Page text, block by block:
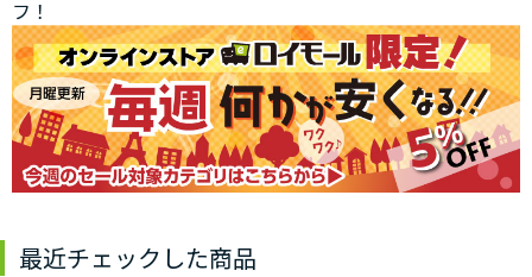
フ！
最近チェックした商品